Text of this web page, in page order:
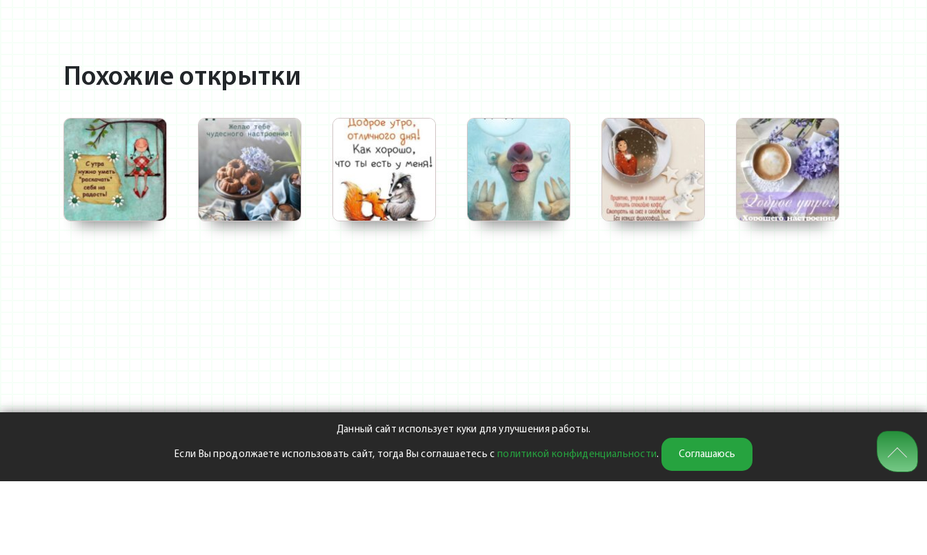
Похожие открытки
Данный сайт использует куки для улучшения работы.
Если Вы продолжаете использовать сайт, тогда Вы соглашаетесь с политикой конфиденциальности. Соглашаюсь